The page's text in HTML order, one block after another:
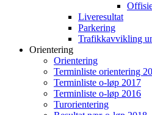
Liveresultat
Parkering
Trafikkavvikling
Orientering
Orientering
Terminliste orientering
Terminliste o-løp 2017
Terminliste o-løp 2016
Turorientering